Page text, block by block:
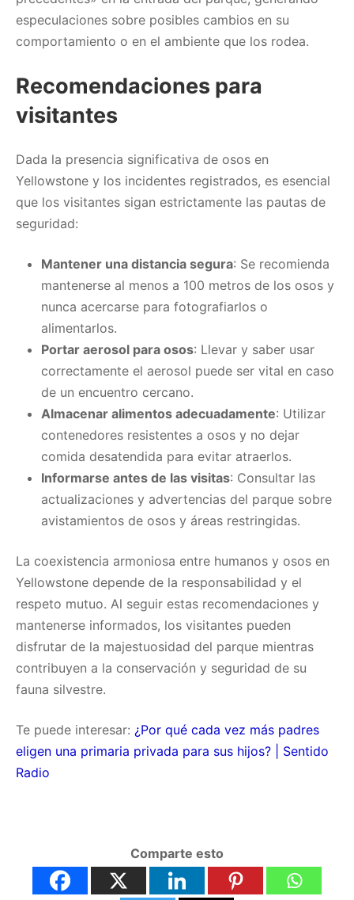
especulaciones sobre posibles cambios en su
comportamiento o en el ambiente que los rodea. ​
Recomendaciones para
visitantes
Dada la presencia significativa de osos en
Yellowstone y los incidentes registrados, es esencial
que los visitantes sigan estrictamente las pautas de
seguridad:​
Mantener una distancia segura: Se recomienda
mantenerse al menos a 100 metros de los osos y
nunca acercarse para fotografiarlos o
alimentarlos.​
Portar aerosol para osos: Llevar y saber usar
correctamente el aerosol puede ser vital en caso
de un encuentro cercano.​
Almacenar alimentos adecuadamente: Utilizar
contenedores resistentes a osos y no dejar
comida desatendida para evitar atraerlos.​
Informarse antes de las visitas: Consultar las
actualizaciones y advertencias del parque sobre
avistamientos de osos y áreas restringidas.​
La coexistencia armoniosa entre humanos y osos en
Yellowstone depende de la responsabilidad y el
respeto mutuo. Al seguir estas recomendaciones y
mantenerse informados, los visitantes pueden
disfrutar de la majestuosidad del parque mientras
contribuyen a la conservación y seguridad de su
fauna silvestre.
Te puede interesar: ¿Por qué cada vez más padres
eligen una primaria privada para sus hijos? | Sentido
Radio
Comparte esto